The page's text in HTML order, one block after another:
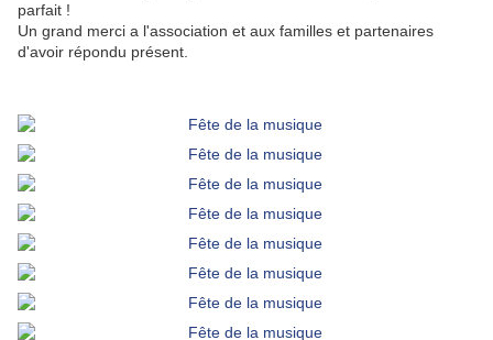
parfait !
Un grand merci a l'association et aux familles et partenaires
d'avoir répondu présent.